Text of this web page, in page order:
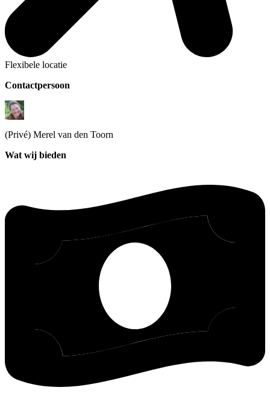
Flexibele locatie
Contactpersoon
(Privé) Merel van den Toorn
Wat wij bieden